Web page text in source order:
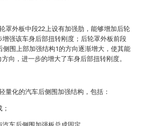
罩外板中段22上设有加强肋，能够增加后轮
强该车身后部扭转刚度；后轮罩外板前段
围上部加强结构1的方向逐渐增大，使其能
向，进一步的增大了车身后部扭转刚度。
量化的汽车后侧围加强结构，包括：